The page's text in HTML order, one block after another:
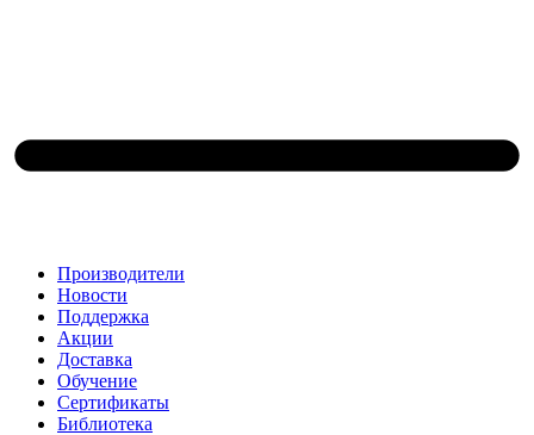
Производители
Новости
Поддержка
Акции
Доставка
Обучение
Сертификаты
Библиотека